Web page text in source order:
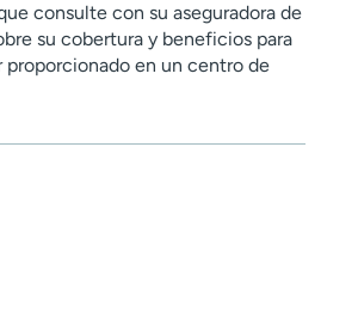
consulte con su aseguradora de
su cobertura y beneficios para
en un centro de